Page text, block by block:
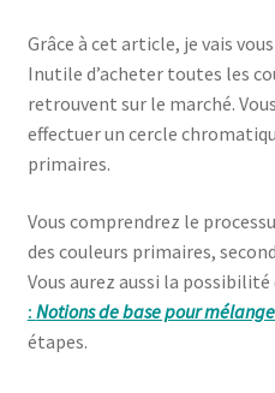
Grâce à cet article, je vais
Inutile d’acheter toutes les
retrouvent sur le marché.
effectuer un cercle
primaires.
Vous comprendrez le
des couleurs primaires,
Vous aurez aussi la
: Notions de base pour
étapes.